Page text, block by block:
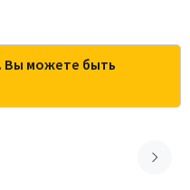
Вы можете быть